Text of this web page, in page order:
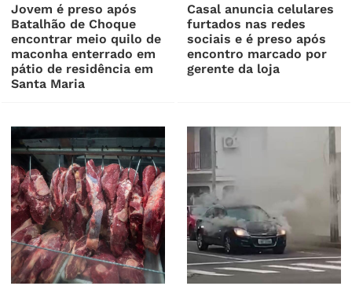
Jovem é preso após
Batalhão de Choque
encontrar meio quilo de
maconha enterrado em
pátio de residência em
Santa Maria
Casal anuncia celulares
furtados nas redes
sociais e é preso após
encontro marcado por
gerente da loja